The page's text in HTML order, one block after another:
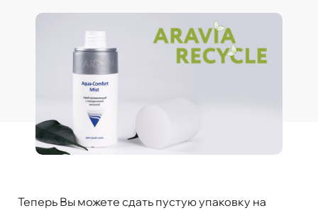
Теперь Вы можете сдать пустую упаковку на